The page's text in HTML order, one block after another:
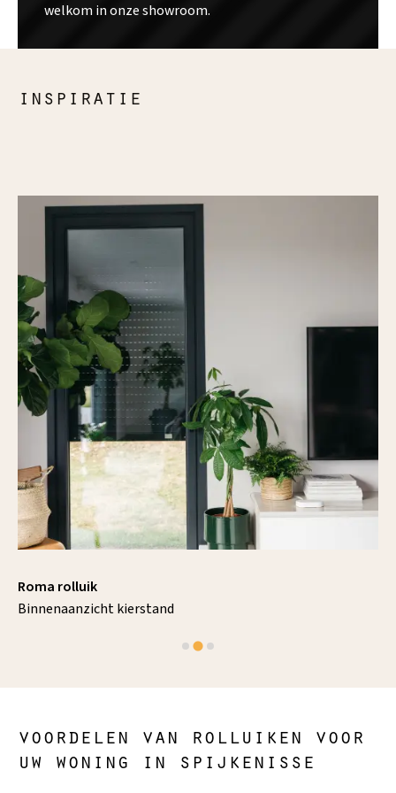
welkom in onze showroom.
inspiratie
Roma rolluik
Binnenaanzicht kierstand
voordelen van rolluiken voor
uw woning in spijkenisse